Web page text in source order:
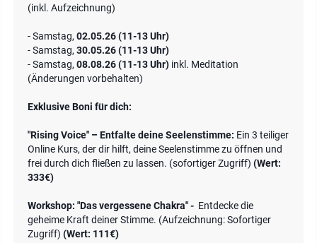
(inkl. Aufzeichnung)
- Samstag, 02.05.26 (11-13 Uhr)
- Samstag, 30.05.26 (11-13 Uhr)
- Samstag, 08.08.26 (11-13 Uhr) inkl. Meditation
(Änderungen vorbehalten)
Exklusive Boni für dich:
"Rising Voice" – Entfalte deine Seelenstimme: Ein 3 teiliger
Online Kurs, der dir hilft, deine Seelenstimme zu öffnen und
frei durch dich fließen zu lassen. (sofortiger Zugriff) (Wert:
333€)
Workshop: "Das vergessene Chakra" - Entdecke die
geheime Kraft deiner Stimme. (Aufzeichnung: Sofortiger
Zugriff) (Wert: 111€)